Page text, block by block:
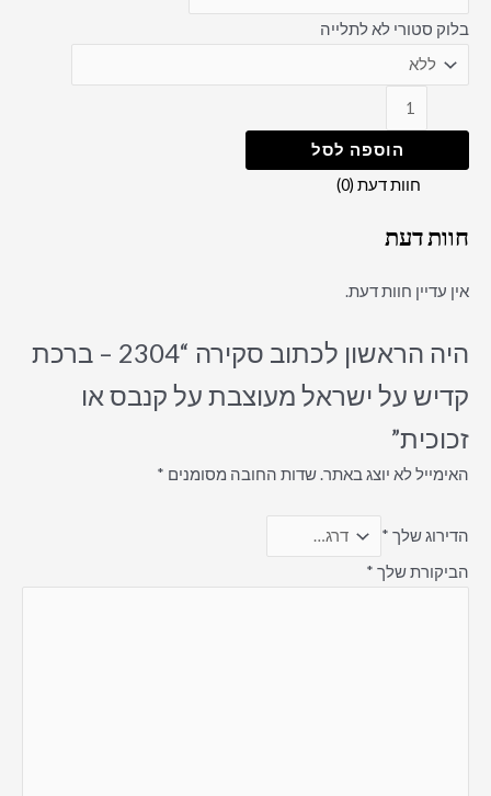
בלוק סטורי לא לתלייה
הוספה לסל
חוות דעת (0)
חוות דעת
אין עדיין חוות דעת.
היה הראשון לכתוב סקירה “2304 – ברכת
קדיש על ישראל מעוצבת על קנבס או
זכוכית”
האימייל לא יוצג באתר.שדות החובה מסומנים *
הדירוג שלך *
הביקורת שלך *